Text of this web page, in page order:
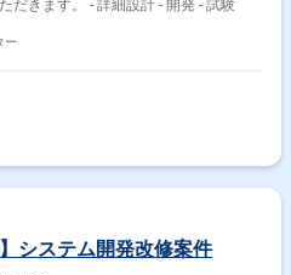
ます。 ・主に下記作業をご担当いただきます。 - 詳細設計 - 開発 - 試験
ー
システム開発改修案件